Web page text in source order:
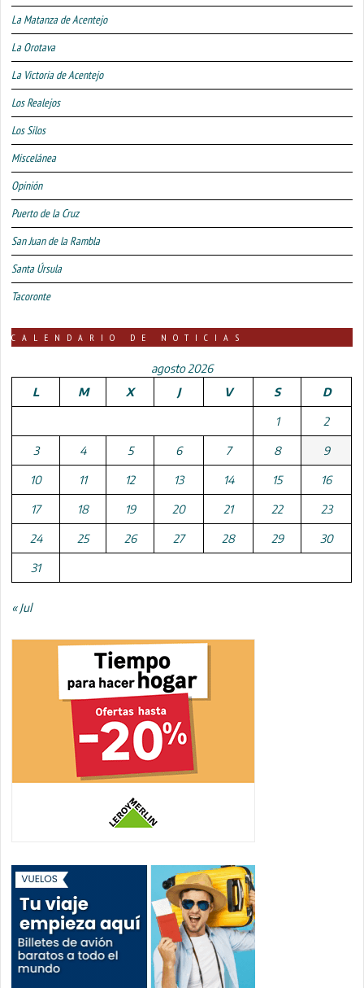
La Matanza de Acentejo
La Orotava
La Victoria de Acentejo
Los Realejos
Los Silos
Miscelánea
Opinión
Puerto de la Cruz
San Juan de la Rambla
Santa Úrsula
Tacoronte
CALENDARIO DE NOTICIAS
agosto 2026
L
M X J V S D
1 2
3 4 5 6 7 8 9
10 11 12 13 14 15 16
17 18 19 20 21 22 23
24 25 26 27 28 29 30
31
« Jul